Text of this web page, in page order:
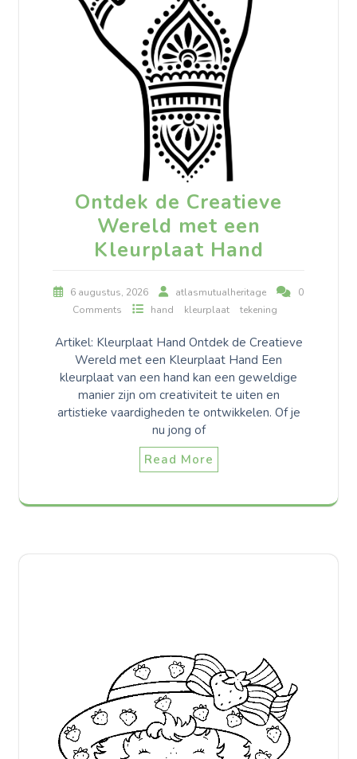
Ontdek de Creatieve
Wereld met een
Kleurplaat Hand
6 augustus, 2026 atlasmutualheritage
0
Comments
hand kleurplaat tekening
Artikel: Kleurplaat Hand Ontdek de Creatieve
Wereld met een Kleurplaat Hand Een
kleurplaat van een hand kan een geweldige
manier zijn om creativiteit te uiten en
artistieke vaardigheden te ontwikkelen. Of je
nu jong of
Read More